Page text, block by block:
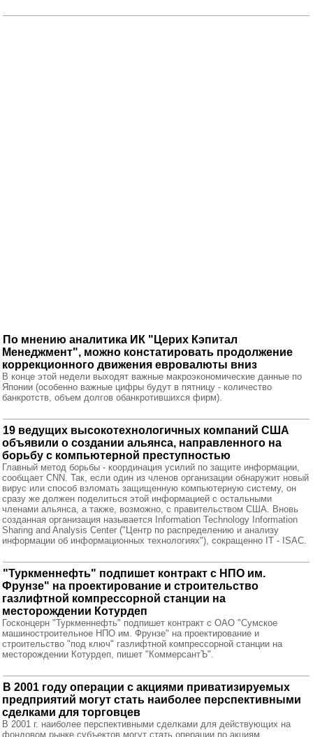
По мнению аналитика ИК "Церих Кэпитал
Менеджмент", можно констатировать продолжение
коррекционного движения евровалюты вниз
В конце этой недели выходят важные макроэкономические данные по
Японии (особенно важные цифры будут в пятницу - количество
банкротств, объем долгов обанкротившихся фирм).
19 ведущих высокотехнологичных компаний США
объявили о создании альянса, направленного на
борьбу с компьютерной преступностью
Главный метод борьбы - координация усилий по защите информации,
сообщает CNN. Так, если один из членов организации обнаружит новый
вирус или способ взломать защищенную компьютерную систему, он
сразу же должен поделиться этой информацией с остальными
членами альянса, а также, возможно, с правительством США. Вновь
созданная организация называется Information Technology Information
Sharing and Analysis Center ("Центр по распределению и анализу
информации об информационных технологиях"), сокращенно IT - ISAC.
"Туркменнефть" подпишет контракт с НПО им.
Фрунзе" на проектирование и строительство
газлифтной компрессорной станции на
месторождении Котурдеп
Госконцерн "Туркменнефть" подпишет контракт с ОАО "Сумское
машиностроительное НПО им. Фрунзе" на проектирование и
строительство "под ключ" газлифтной компрессорной станции на
месторождении Котурдеп, пишет "КоммерсантЪ".
В 2001 году операции с акциями приватизируемых
предприятий могут стать наиболее перспективными
сделками для торговцев
В 2001 г. наиболее перспективными сделками для действующих на
фондовом рынке субъектов могут стать операции по акциям